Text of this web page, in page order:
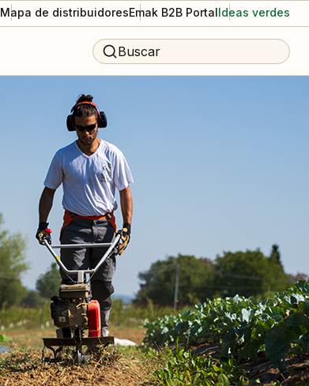
Mapa de distribuidoresEmak B2B PortalIdeas verdes
Buscar